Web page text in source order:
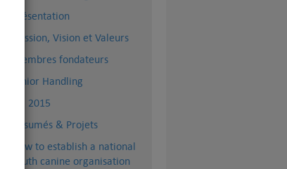
Présentation
Mission, Vision et Valeurs
Membres fondateurs
Junior Handling
AG 2015
Résumés & Projets
How to establish a national
Youth canine organisation